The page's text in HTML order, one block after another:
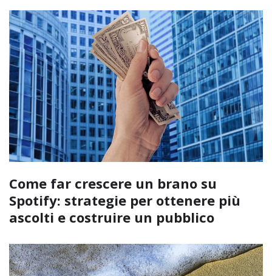
Come far crescere un brano su
Spotify: strategie per ottenere più
ascolti e costruire un pubblico